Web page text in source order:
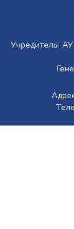
Учредитель: